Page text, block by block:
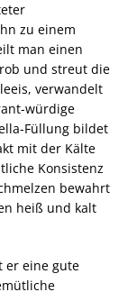
zu einem
man einen
und streut die
verwandelt
würdige
Füllung bildet
mit der Kälte
Konsistenz
bewahrt
heiß und kalt
er eine gute